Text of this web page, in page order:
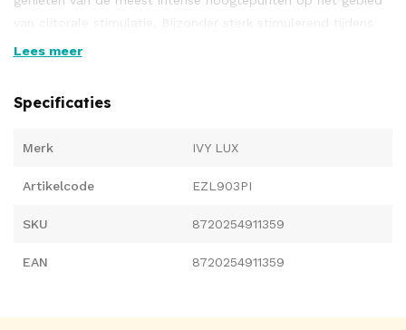
van clitorale stimulatie. Bijzonder sterk stimulerend tijdens
gebruik voor thuis en onderweg is de nieuwe IVY LUX Clitoris
Belangrijkste eigenschappen
2 jaar garantie en service
Lees meer
Specificaties
Merk IVY LUX
Artikelcode EZL903PI
SKU 8720254911359
EAN 8720254911359